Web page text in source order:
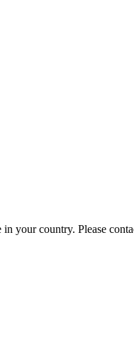
your country. Please